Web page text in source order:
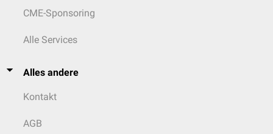
CME-Sponsoring
Alle Services
Alles andere
Kontakt
AGB